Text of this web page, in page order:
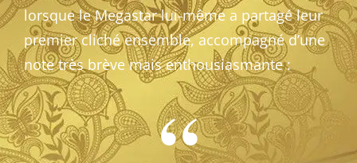
lorsque le Megastar lui-même a partagé leur
premier cliché ensemble, accompagné d’une
note très brève mais enthousiasmante :